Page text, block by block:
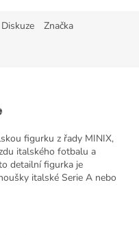
Diskuze Značka
figurku z řady MINIX,
italského fotbalu a
detailní figurka je
italské Serie A nebo